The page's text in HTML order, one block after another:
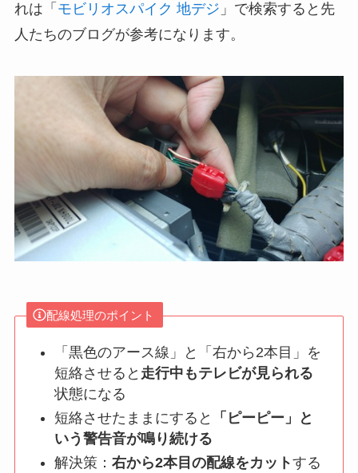
れは「 モビリオスパイク 地デジ 」で検索すると先
人たちのブログが参考になります。
配線処理のポイント
「黒色のアース線」と「右から2本目」を
短絡させると 走行中もテレビが見られる
状態になる
短絡させたままにすると
「ピーピー」と
いう警告音が鳴り続ける
解決策：右から2本目の配線をカットする